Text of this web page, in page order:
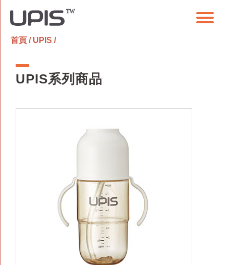
首頁 / UPIS /
UPIS系列商品